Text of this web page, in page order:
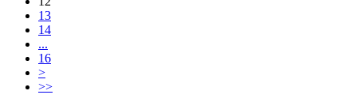
13
14
...
16
>
>>